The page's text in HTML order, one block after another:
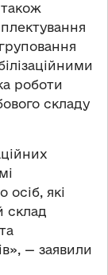
також
роботи
складу
які
склад
— заявили